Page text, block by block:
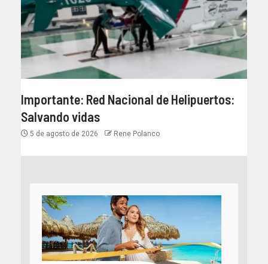
Importante: Red Nacional de Helipuertos:
Salvando vidas
5 de agosto de 2026 Rene Polanco